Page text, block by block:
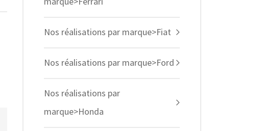
Nos réalisations par marque>Fiat
Nos réalisations par marque>Ford
Nos réalisations par
marque>Honda